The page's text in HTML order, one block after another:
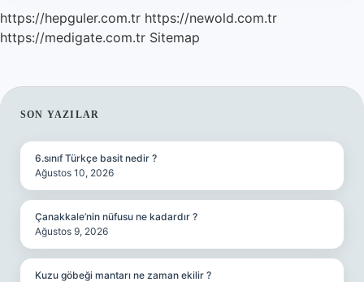
https://hepguler.com.tr https://newold.com.tr
https://medigate.com.tr Sitemap
SIDEBAR
SON YAZILAR
6.sınıf Türkçe basit nedir ?
Ağustos 10, 2026
Çanakkale’nin nüfusu ne kadardır ?
Ağustos 9, 2026
Kuzu göbeği mantarı ne zaman ekilir ?